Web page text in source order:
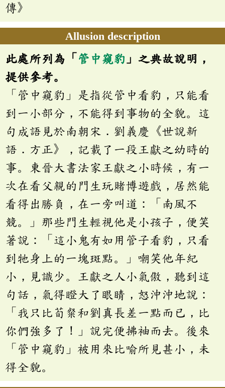
傳》
Allusion description
此處所列為「 管中窺豹 」之典故說明，
提供參考。
「管中窺豹」是指從管中看豹，只能看
到一小部分，不能得到事物的全貌。這
句成語見於南朝宋．劉義慶《世說新
語．方正》，記載了一段王獻之幼時的
事。東晉大書法家王獻之小時候，有一
次在看父親的門生玩賭博遊戲，居然能
看得出勝負，在一旁叫道：「南風不
競。」那些門生輕視他是小孩子，便笑
著說：「這小鬼有如用管子看豹，只看
到牠身上的一塊斑點。」嘲笑他年紀
小，見識少。王獻之人小氣傲，聽到這
句話，氣得瞪大了眼睛，怒沖沖地說：
「我只比荀粲和劉真長差一點而已，比
你們強多了！」說完便拂袖而去。後來
「管中窺豹」被用來比喻所見甚小，未
得全貌。